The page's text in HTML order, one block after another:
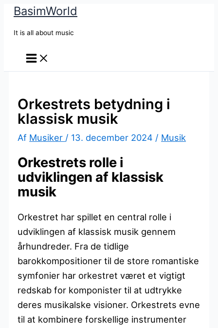
BasimWorld
It is all about music
Orkestrets betydning i
klassisk musik
Af Musiker / 13. december 2024 / Musik
Orkestrets rolle i
udviklingen af klassisk
musik
Orkestret har spillet en central rolle i
udviklingen af klassisk musik gennem
århundreder. Fra de tidlige
barokkompositioner til de store romantiske
symfonier har orkestret været et vigtigt
redskab for komponister til at udtrykke
deres musikalske visioner. Orkestrets evne
til at kombinere forskellige instrumenter